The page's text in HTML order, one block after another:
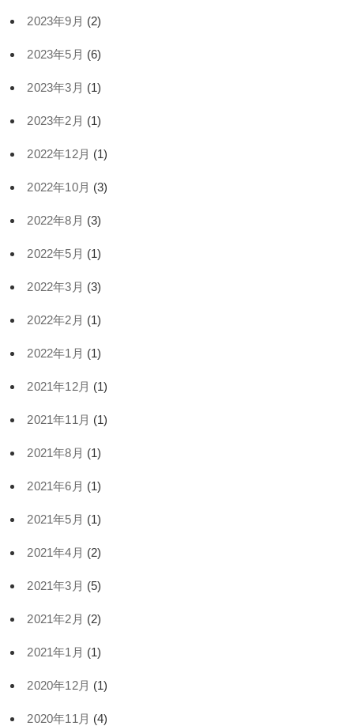
2023年9月 (2)
2023年5月 (6)
2023年3月 (1)
2023年2月 (1)
2022年12月 (1)
2022年10月 (3)
2022年8月 (3)
2022年5月 (1)
2022年3月 (3)
2022年2月 (1)
2022年1月 (1)
2021年12月 (1)
2021年11月 (1)
2021年8月 (1)
2021年6月 (1)
2021年5月 (1)
2021年4月 (2)
2021年3月 (5)
2021年2月 (2)
2021年1月 (1)
2020年12月 (1)
2020年11月 (4)